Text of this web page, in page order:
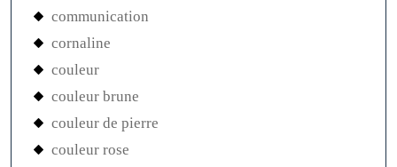
communication
cornaline
couleur
couleur brune
couleur de pierre
couleur rose